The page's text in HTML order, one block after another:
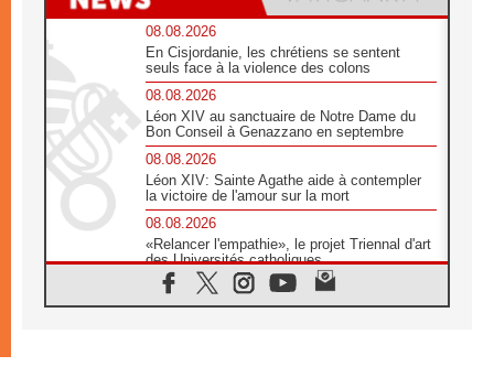
08.08.2026
En Cisjordanie, les chrétiens se sentent
seuls face à la violence des colons
08.08.2026
Léon XIV au sanctuaire de Notre Dame du
Bon Conseil à Genazzano en septembre
08.08.2026
Léon XIV: Sainte Agathe aide à contempler
la victoire de l'amour sur la mort
08.08.2026
«Relancer l'empathie», le projet Triennal d'art
des Universités catholiques
08.08.2026
Signis 2026, donner la parole aux religieuses